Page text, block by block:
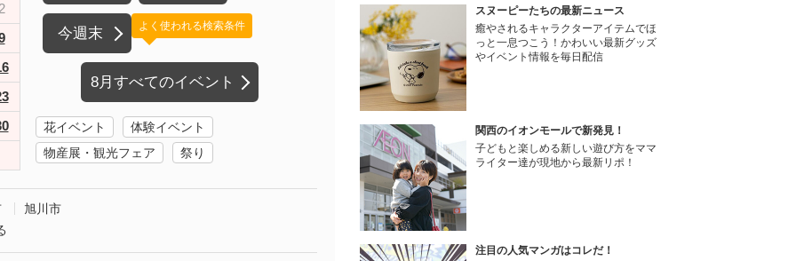
今週末
8月すべてのイベント
よく使われる検索条件
花イベント
体験イベント
物産展・観光フェア
祭り
旭川市
スヌーピーたちの最新ニュース
癒やされるキャラクターアイテムでほ
っと一息つこう！かわいい最新グッズ
やイベント情報を毎日配信
関西のイオンモールで新発見！
子どもと楽しめる新しい遊び方をママ
ライター達が現地から最新リポ！
注目の人気マンガはコレだ！